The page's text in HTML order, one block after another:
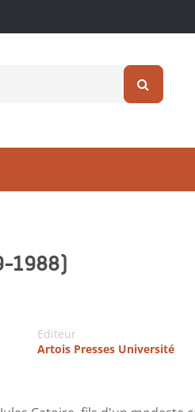
1988)
Editeur
Artois Presses Université